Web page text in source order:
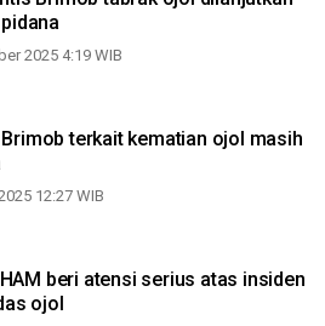
2025 4:19 WIB
terkait kematian ojol masih
12:27 WIB
beri atensi serius atas insiden
ojol